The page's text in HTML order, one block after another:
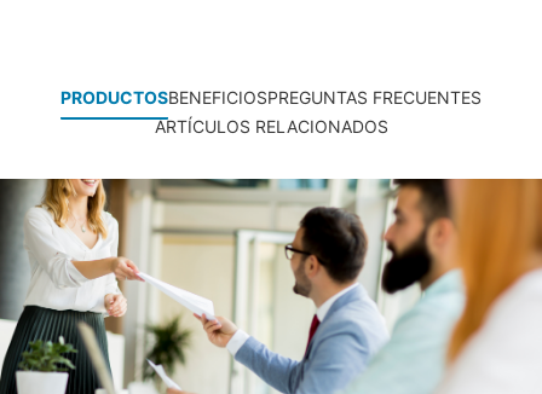
PRODUCTOSBENEFICIOSPREGUNTAS FRECUENTES
ARTÍCULOS RELACIONADOS